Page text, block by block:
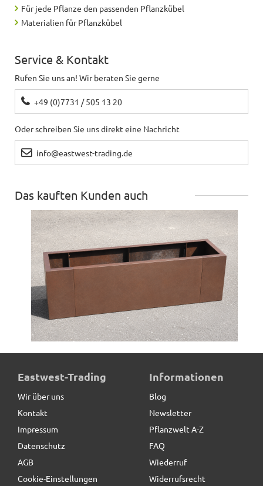
Für jede Pflanze den passenden Pflanzkübel
Materialien für Pflanzkübel
Service & Kontakt
Rufen Sie uns an! Wir beraten Sie gerne
+49 (0)7731 / 505 13 20
Oder schreiben Sie uns direkt eine Nachricht
info@eastwest-trading.de
Das kauften Kunden auch
Hochbeet/Pflanztrog BIOPUR aus Cortenstahl,
rostfarben - Höhe 40 cm
527,00 € *statt
Eastwest-Trading
Wir über uns
Kontakt
Impressum
Datenschutz
AGB
Cookie-Einstellungen
Informationen
Blog
Newsletter
Pflanzwelt A-Z
FAQ
Wiederruf
Widerrufsrecht